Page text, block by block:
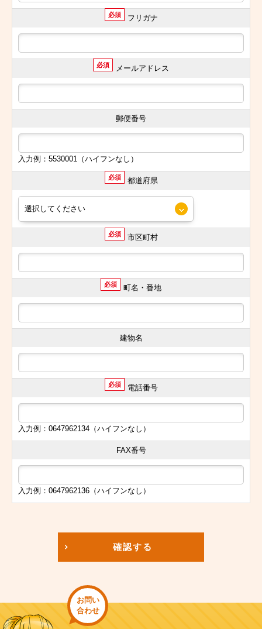
必須 フリガナ
必須 メールアドレス
郵便番号
入力例：5530001（ハイフンなし）
必須 都道府県
必須 市区町村
必須 町名・番地
建物名
必須 電話番号
入力例：0647962134（ハイフンなし）
FAX番号
入力例：0647962136（ハイフンなし）
確認する
お問い
合わせ